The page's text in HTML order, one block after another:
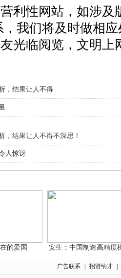
利性网站，如涉及
我们将及时做相
光临阅览，文明上
，结果让人不得
，结果让人不得不深思！
人惊讶
爱国 安生：中国制造高精度机
广告联系 招贤纳才